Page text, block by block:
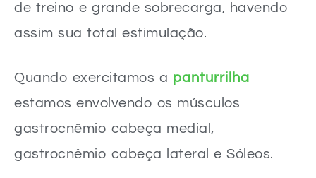
de treino e grande sobrecarga, havendo
assim sua total estimulação.
Quando exercitamos a panturrilha
estamos envolvendo os músculos
gastrocnêmio cabeça medial,
gastrocnêmio cabeça lateral e Sóleos.